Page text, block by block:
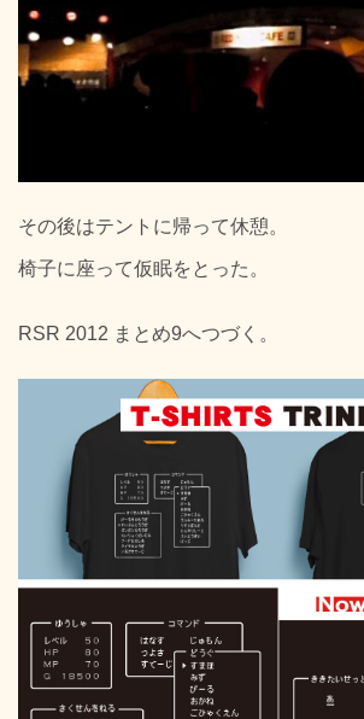
その後はテントに帰って休憩。
椅子に座って仮眠をとった。
RSR 2012 まとめ9へつづく。